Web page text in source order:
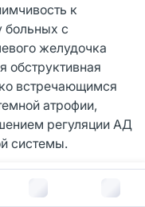
к
больных с
желудочка
обструктивная
встречающимся
атрофии,
регуляции АД
системы.
силденафила и α-
к